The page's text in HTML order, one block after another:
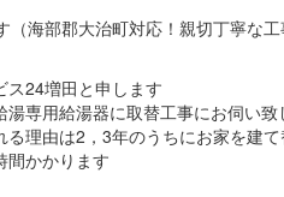
海部郡大治町対応！親切丁寧な工
ス24増田と申します
専用給湯器に取替工事にお伺い致
理由は2，3年のうちにお家を建
間かかります